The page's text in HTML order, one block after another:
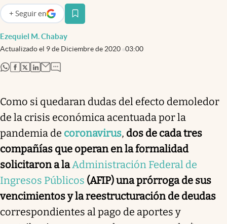
Ezequiel M. Chabay
Actualizado el 9 de Diciembre de 2020 03:00
+ Seguir en
abre en nueva pestaña
abre en nueva pestaña
abre en nueva pestaña
abre en nueva pestaña
abre en nueva pestaña
Como si quedaran dudas del efecto demoledor
de la crisis económica acentuada por la
pandemia de coronavirus, dos de cada tres
compañías que operan en la formalidad
solicitaron a laAdministración Federal de
Ingresos Públicos (AFIP) una prórroga de sus
vencimientos y la reestructuración de deudas
correspondientes al pago de aportes y